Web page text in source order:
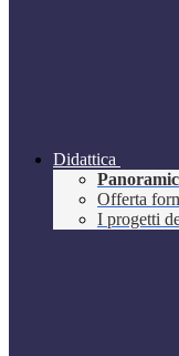
Didattica
Offerta
I progetti